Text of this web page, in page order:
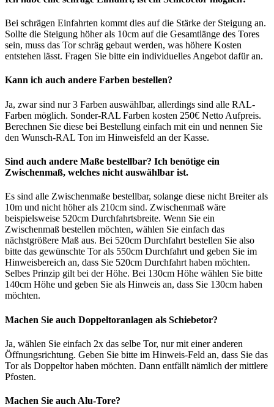
Bei schrägen Einfahrten kommt dies auf die Stärke der Steigung an.
Sollte die Steigung höher als 10cm auf die Gesamtlänge des Tores
sein, muss das Tor schräg gebaut werden, was höhere Kosten
entstehen lässt. Fragen Sie bitte ein individuelles Angebot dafür an.
Kann ich auch andere Farben bestellen?
Ja, zwar sind nur 3 Farben auswählbar, allerdings sind alle RAL-
Farben möglich. Sonder-RAL Farben kosten 250€ Netto Aufpreis.
Berechnen Sie diese bei Bestellung einfach mit ein und nennen Sie
den Wunsch-RAL Ton im Hinweisfeld an der Kasse.
Sind auch andere Maße bestellbar? Ich benötige ein
Zwischenmaß, welches nicht auswählbar ist.
Es sind alle Zwischenmaße bestellbar, solange diese nicht Breiter als
10m und nicht höher als 210cm sind. Zwischenmaß wäre
beispielsweise 520cm Durchfahrtsbreite. Wenn Sie ein
Zwischenmaß bestellen möchten, wählen Sie einfach das
nächstgrößere Maß aus. Bei 520cm Durchfahrt bestellen Sie also
bitte das gewünschte Tor als 550cm Durchfahrt und geben Sie im
Hinweisbereich an, dass Sie 520cm Durchfahrt haben möchten.
Selbes Prinzip gilt bei der Höhe. Bei 130cm Höhe wählen Sie bitte
140cm Höhe und geben Sie als Hinweis an, dass Sie 130cm haben
möchten.
Machen Sie auch Doppeltoranlagen als Schiebetor?
Ja, wählen Sie einfach 2x das selbe Tor, nur mit einer anderen
Öffnungsrichtung. Geben Sie bitte im Hinweis-Feld an, dass Sie das
Tor als Doppeltor haben möchten. Dann entfällt nämlich der mittlere
Pfosten.
Machen Sie auch Alu-Tore?